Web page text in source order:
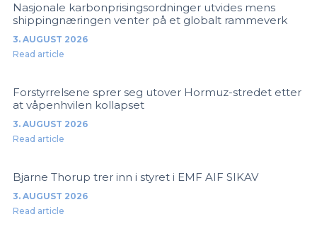
Nasjonale karbonprisingsordninger utvides mens
shippingnæringen venter på et globalt rammeverk
3. AUGUST 2026
Read article
Forstyrrelsene sprer seg utover Hormuz-stredet etter
at våpenhvilen kollapset
3. AUGUST 2026
Read article
Bjarne Thorup trer inn i styret i EMF AIF SIKAV
3. AUGUST 2026
Read article